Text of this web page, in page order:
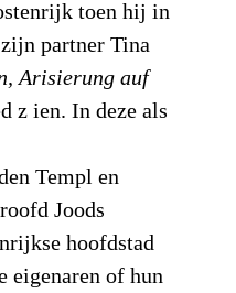
toen hij in
partner Tina
Arisierung auf
z ien. In deze als
Templ en
Joods
hoofdstad
eigenaren of hun